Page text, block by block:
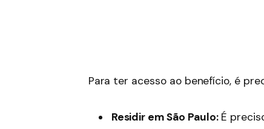
Para ter acesso ao benefício, é
Residir em São Paulo:É